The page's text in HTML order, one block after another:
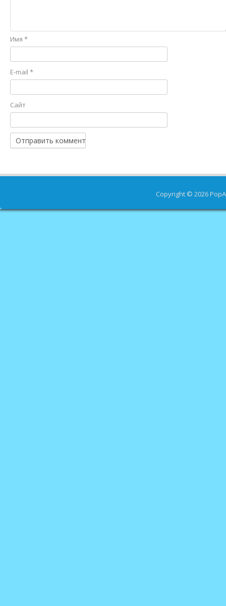
Имя *
E-mail *
Сайт
Copyright © 2026